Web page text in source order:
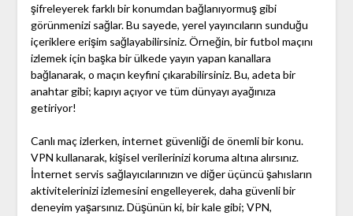
şifreleyerek farklı bir konumdan bağlanıyormuş gibi
görünmenizi sağlar. Bu sayede, yerel yayıncıların sunduğu
içeriklere erişim sağlayabilirsiniz. Örneğin, bir futbol maçını
izlemek için başka bir ülkede yayın yapan kanallara
bağlanarak, o maçın keyfini çıkarabilirsiniz. Bu, adeta bir
anahtar gibi; kapıyı açıyor ve tüm dünyayı ayağınıza
getiriyor!
Canlı maç izlerken, internet güvenliği de önemli bir konu.
VPN kullanarak, kişisel verilerinizi koruma altına alırsınız.
İnternet servis sağlayıcılarınızın ve diğer üçüncü şahısların
aktivitelerinizi izlemesini engelleyerek, daha güvenli bir
deneyim yaşarsınız. Düşünün ki, bir kale gibi; VPN,